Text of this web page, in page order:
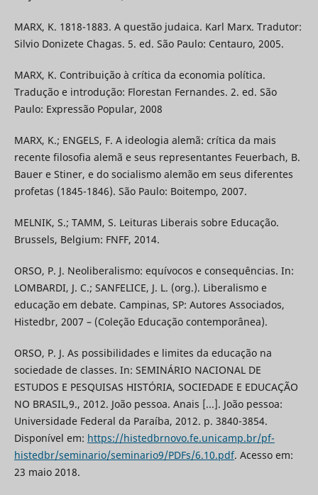
MARX, K. 1818-1883. A questão judaica. Karl Marx. Tradutor:
Silvio Donizete Chagas. 5. ed. São Paulo: Centauro, 2005.
MARX, K. Contribuição à crítica da economia política.
Tradução e introdução: Florestan Fernandes. 2. ed. São
Paulo: Expressão Popular, 2008
MARX, K.; ENGELS, F. A ideologia alemã: crítica da mais
recente filosofia alemã e seus representantes Feuerbach, B.
Bauer e Stiner, e do socialismo alemão em seus diferentes
profetas (1845-1846). São Paulo: Boitempo, 2007.
MELNIK, S.; TAMM, S. Leituras Liberais sobre Educação.
Brussels, Belgium: FNFF, 2014.
ORSO, P. J. Neoliberalismo: equívocos e consequências. In:
LOMBARDI, J. C.; SANFELICE, J. L. (org.). Liberalismo e
educação em debate. Campinas, SP: Autores Associados,
Histedbr, 2007 – (Coleção Educação contemporânea).
ORSO, P. J. As possibilidades e limites da educação na
sociedade de classes. In: SEMINÁRIO NACIONAL DE
ESTUDOS E PESQUISAS HISTÓRIA, SOCIEDADE E EDUCAÇÃO
NO BRASIL,9., 2012. João pessoa. Anais [...]. João pessoa:
Universidade Federal da Paraíba, 2012. p. 3840-3854.
Disponível em: https://histedbrnovo.fe.unicamp.br/pf-
histedbr/seminario/seminario9/PDFs/6.10.pdf. Acesso em:
23 maio 2018.